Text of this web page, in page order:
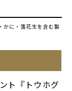
かに・落花生を含む製
ト『トウホグ